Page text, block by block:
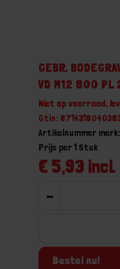
GEBR.
VD M12 800 PL
Niet op voorraad,
Gtin:
Artikelnummer
€ 5,93 incl.
Prijs per 1 Stuk
-
Bestel nu!